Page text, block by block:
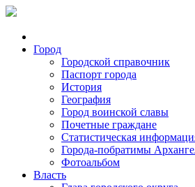
Город
Городской справочник
Паспорт города
История
География
Город воинской славы
Почетные граждане
Статистическая
Города-побратимы
Фотоальбом
Власть